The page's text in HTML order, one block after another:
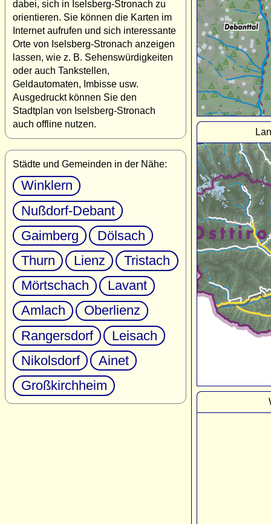
dabei, sich in Iselsberg-Stronach zu
orientieren. Sie können die Karten im
Internet aufrufen und sich interessante
Orte von Iselsberg-Stronach anzeigen
lassen, wie z. B. Sehenswürdigkeiten
oder auch Tankstellen,
Geldautomaten, Imbisse usw.
Ausgedruckt können Sie den
Stadtplan von Iselsberg-Stronach
auch offline nutzen.
Städte und Gemeinden in der Nähe:
Winklern
Nußdorf-Debant
Gaimberg
Dölsach
Thurn
Lienz
Tristach
Mörtschach
Lavant
Amlach
Oberlienz
Rangersdorf
Leisach
Nikolsdorf
Ainet
Großkirchheim